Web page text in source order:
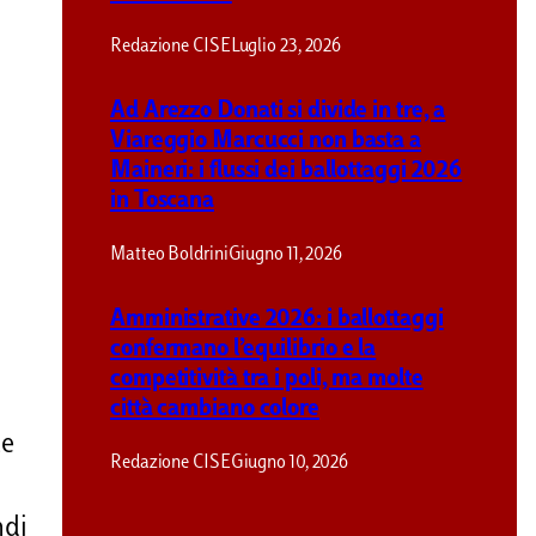
Redazione CISE Luglio 23, 2026
Ad Arezzo Donati si divide in tre, a
Viareggio Marcucci non basta a
Maineri: i flussi dei ballottaggi 2026
in Toscana
Matteo BoldriniGiugno 11, 2026
Amministrative 2026: i ballottaggi
confermano l’equilibrio e la
competitività tra i poli, ma molte
città cambiano colore
Redazione CISEGiugno 10, 2026